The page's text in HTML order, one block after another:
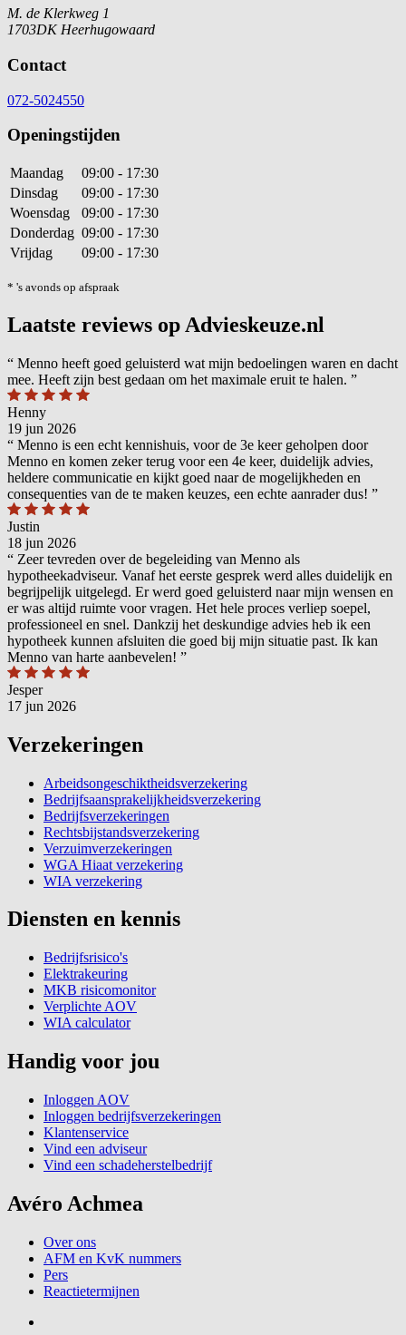
M. de Klerkweg 1
1703DK Heerhugowaard
Contact
072-5024550
Openingstijden
Maandag
09:00 - 17:30
Dinsdag
09:00 - 17:30
Woensdag
09:00 - 17:30
Donderdag 09:00 - 17:30
Vrijdag
09:00 - 17:30
* 's avonds op afspraak
Laatste reviews op Advieskeuze.nl
“ Menno heeft goed geluisterd wat mijn bedoelingen waren en dacht
mee. Heeft zijn best gedaan om het maximale eruit te halen. ”
Henny
19 jun 2026
“ Menno is een echt kennishuis, voor de 3e keer geholpen door
Menno en komen zeker terug voor een 4e keer, duidelijk advies,
heldere communicatie en kijkt goed naar de mogelijkheden en
consequenties van de te maken keuzes, een echte aanrader dus! ”
Justin
18 jun 2026
“ Zeer tevreden over de begeleiding van Menno als
hypotheekadviseur. Vanaf het eerste gesprek werd alles duidelijk en
begrijpelijk uitgelegd. Er werd goed geluisterd naar mijn wensen en
er was altijd ruimte voor vragen. Het hele proces verliep soepel,
professioneel en snel. Dankzij het deskundige advies heb ik een
hypotheek kunnen afsluiten die goed bij mijn situatie past. Ik kan
Menno van harte aanbevelen! ”
Jesper
17 jun 2026
Verzekeringen
Arbeidsongeschiktheidsverzekering
Bedrijfsaansprakelijkheidsverzekering
Bedrijfsverzekeringen
Rechtsbijstandsverzekering
Verzuimverzekeringen
WGA Hiaat verzekering
WIA verzekering
Diensten en kennis
Bedrijfsrisico's
Elektrakeuring
MKB risicomonitor
Verplichte AOV
WIA calculator
Handig voor jou
Inloggen AOV
Inloggen bedrijfsverzekeringen
Klantenservice
Vind een adviseur
Vind een schadeherstelbedrijf
Avéro Achmea
Over ons
AFM en KvK nummers
Pers
Reactietermijnen